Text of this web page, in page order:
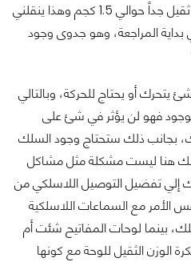
بلاستيكية، ومع ذلك وزن اللوحة ثقيل جداً حوالي 1.5 كجم وهذا ينقلني
بداية المراجعة، وهو جدوى وجود
يتحرك أو يحتاج للحركة، وبالتالي
فهو لن يؤثر في شئ على
بجانب ذلك ستحتاج وجود السلك
هنا ليست مشكلة مثل مشاكل
تفضيل التوصيل اللاسلكي من
الأمر مع السماعات اللاسلكية
بينما لوحات المفاتيح شئت أم
الوزن الثقيل للوحة مع كونها